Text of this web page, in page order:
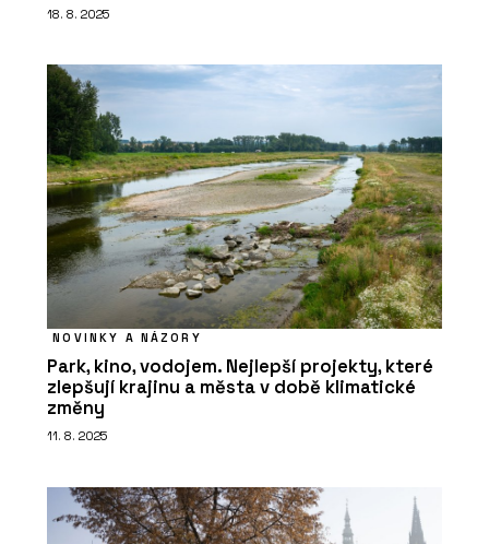
18. 8. 2025
NOVINKY A NÁZORY
Park, kino, vodojem. Nejlepší projekty, které
zlepšují krajinu a města v době klimatické
změny
11. 8. 2025